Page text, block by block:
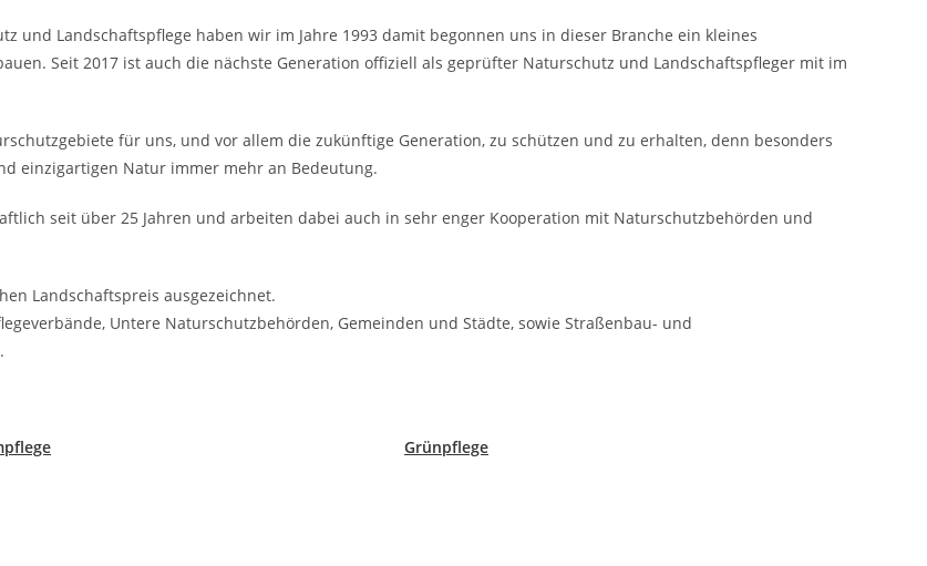
und Landschaftspflege haben wir im Jahre 1993 damit begonnen uns in dieser Branche ein kleines
Seit 2017 ist auch die nächste Generation offiziell als geprüfter Naturschutz und Landschaftspfleger mit im
für uns, und vor allem die zukünftige Generation, zu schützen und zu erhalten, denn besonders
einzigartigen Natur immer mehr an Bedeutung.
seit über 25 Jahren und arbeiten dabei auch in sehr enger Kooperation mit Naturschutzbehörden und
Landschaftspreis ausgezeichnet.
Untere Naturschutzbehörden, Gemeinden und Städte, sowie Straßenbau- und
Grünpflege